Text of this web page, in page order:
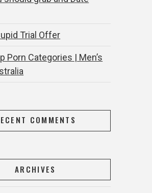
Trial Offer
Porn Categories | Men’s
COMMENTS
ARCHIVES